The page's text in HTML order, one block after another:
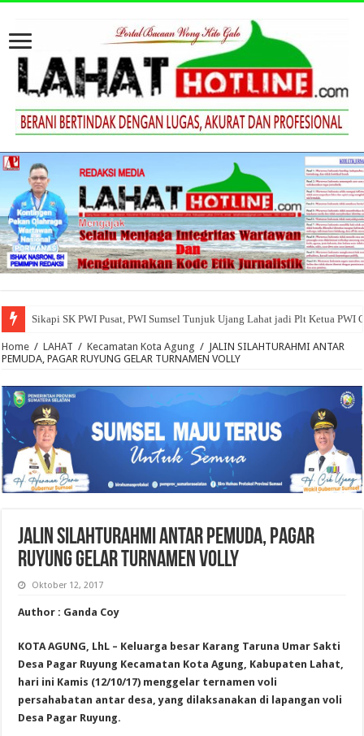
Sikapi SK PWI Pusat, PWI Sumsel Tunjuk Ujang Lahat jadi Plt Ketua PWI
Home / LAHAT / Kecamatan Kota Agung / JALIN SILAHTURAHMI ANTAR
PEMUDA, PAGAR RUYUNG GELAR TURNAMEN VOLLY
JALIN SILAHTURAHMI ANTAR PEMUDA, PAGAR
RUYUNG GELAR TURNAMEN VOLLY
Oktober 12, 2017
Author : Ganda Coy
KOTA AGUNG, LhL – Keluarga besar Karang Taruna Umar Sakti
Desa Pagar Ruyung Kecamatan Kota Agung, Kabupaten Lahat,
hari ini Kamis (12/10/17) menggelar ternamen voli
persahabatan antar desa, yang dilaksanakan di lapangan voli
Desa Pagar Ruyung.